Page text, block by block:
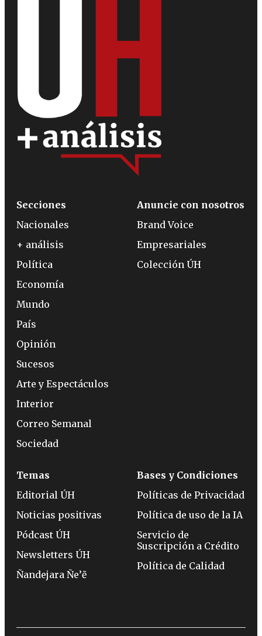
Secciones
Nacionales
+ análisis
Política
Economía
Mundo
País
Opinión
Sucesos
Arte y Espectáculos
Interior
Correo Semanal
Sociedad
Anuncie con nosotros
Brand Voice
Empresariales
Colección ÚH
Temas
Editorial ÚH
Noticias positivas
Pódcast ÚH
Newsletters ÚH
Ñandejara Ñe’ẽ
Bases y Condiciones
Políticas de Privacidad
Política de uso de la IA
Servicio de
Suscripción a Crédito
Política de Calidad